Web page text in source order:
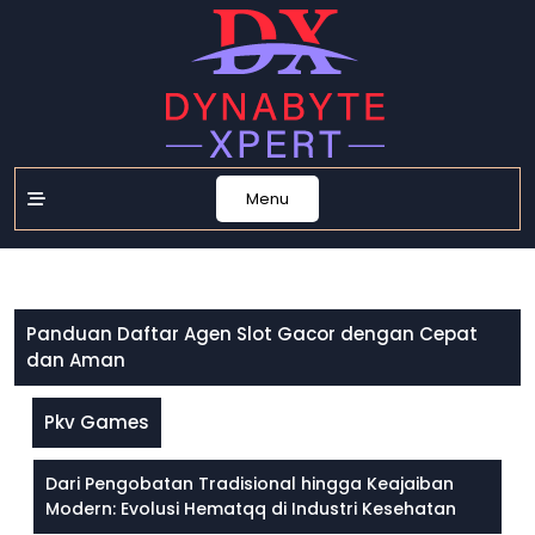
Menu
Panduan Daftar Agen Slot Gacor dengan Cepat
dan Aman
Pkv Games
Dari Pengobatan Tradisional hingga Keajaiban
Modern: Evolusi Hematqq di Industri Kesehatan